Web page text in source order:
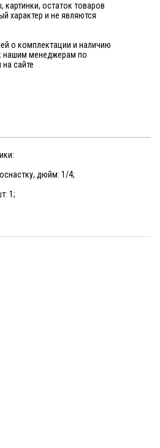
картинки, остаток товаров
характер и не являются
о комплектации и наличию
нашим менеджерам по
сайте
дюйм: 1/4;
1;